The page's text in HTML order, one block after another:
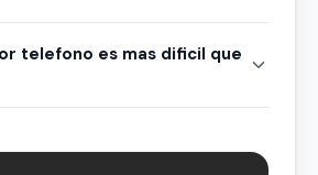
telefono es mas dificil que